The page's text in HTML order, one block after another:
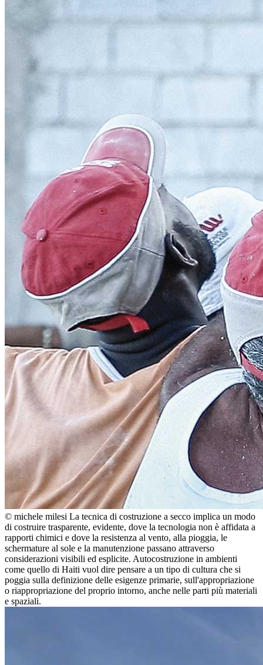
© michele milesi La tecnica di costruzione a secco implica un modo
di costruire trasparente, evidente, dove la tecnologia non è affidata a
rapporti chimici e dove la resistenza al vento, alla pioggia, le
schermature al sole e la manutenzione passano attraverso
considerazioni visibili ed esplicite. Autocostruzione in ambienti
come quello di Haiti vuol dire pensare a un tipo di cultura che si
poggia sulla definizione delle esigenze primarie, sull'appropriazione
o riappropriazione del proprio intorno, anche nelle parti più materiali
e spaziali.